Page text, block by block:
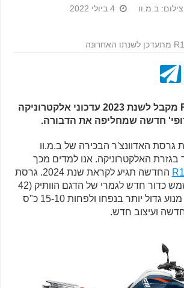
צילום: ב.מ.וו
4 ביולי 2022
הב.מ.וו R1250GS מקבל לשנת 2023 עדכוני אלקטרוניקה
חדשה שמחליפה את הדבורה.
מקבלת גרסת האדוונצ'ר הבכירה של ב.מ.וו
בגזרת האלקטרוניקה. אנו למדים מכך
החדשה תגיע לקראת שנת 2024. גרסת
ה-1300 אמורה לשמש כדור חדש לגמרי של הדגם הוותיק (42
שנים ל-R-GS) עם מנוע גדול יותר בנפחו ולפחות 15-10 כ"ס
ועיצוב חדש.